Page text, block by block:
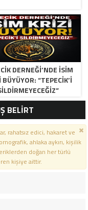
DERNEĞİ’NDE İSİM
BÜYÜYOR: “TEPECİK’İ
BELİRT
rahatsız edici, hakaret ve
ahlaka aykırı, kişilik
doğan her türlü
kişiye aittir.